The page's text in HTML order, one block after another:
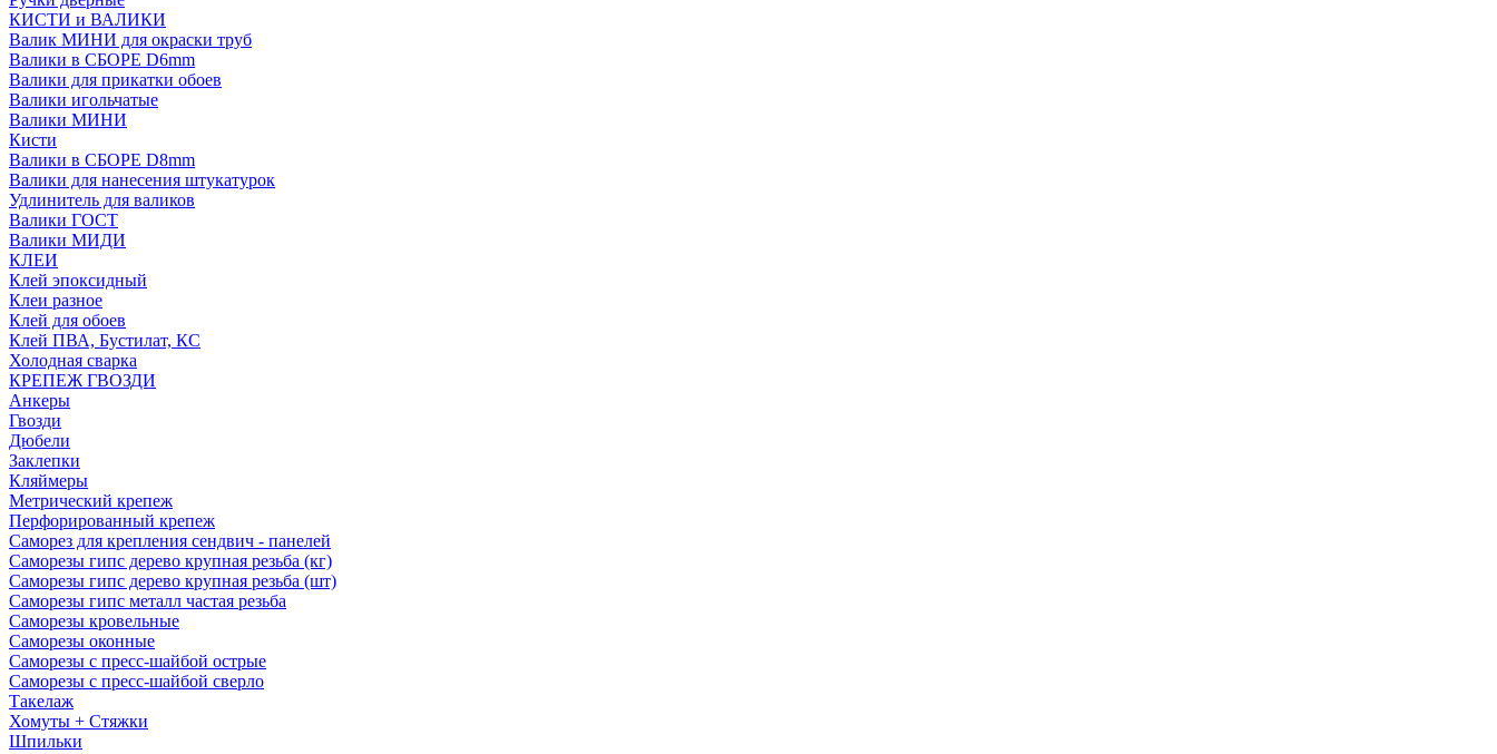
КИСТИ и ВАЛИКИ
Валик МИНИ для окраски труб
Валики в СБОРЕ D6mm
Валики для прикатки обоев
Валики игольчатые
Валики МИНИ
Кисти
Валики в СБОРЕ D8mm
Валики для нанесения штукатурок
Удлинитель для валиков
Валики ГОСТ
Валики МИДИ
КЛЕИ
Клей эпоксидный
Клеи разное
Клей для обоев
Клей ПВА, Бустилат, КС
Холодная сварка
КРЕПЕЖ ГВОЗДИ
Анкеры
Гвозди
Дюбели
Заклепки
Кляймеры
Метрический крепеж
Перфорированный крепеж
Саморез для крепления сендвич - панелей
Саморезы гипс дерево крупная резьба (кг)
Саморезы гипс дерево крупная резьба (шт)
Саморезы гипс металл частая резьба
Саморезы кровельные
Саморезы оконные
Саморезы с пресс-шайбой острые
Саморезы с пресс-шайбой сверло
Такелаж
Хомуты + Стяжки
Шпильки